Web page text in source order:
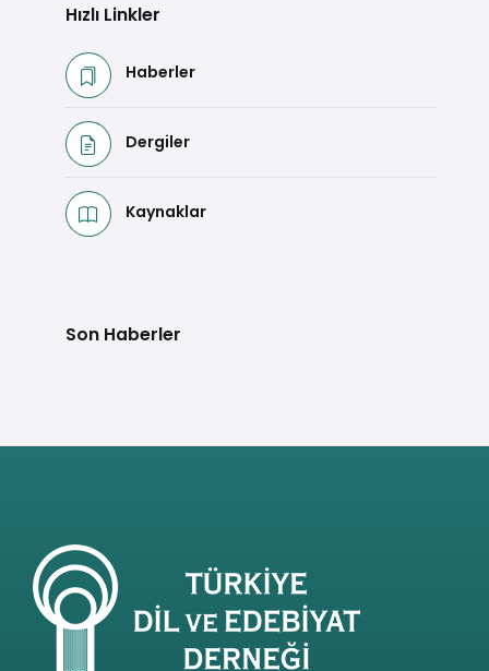
Hızlı Linkler
Haberler
Dergiler
Kaynaklar
Son Haberler